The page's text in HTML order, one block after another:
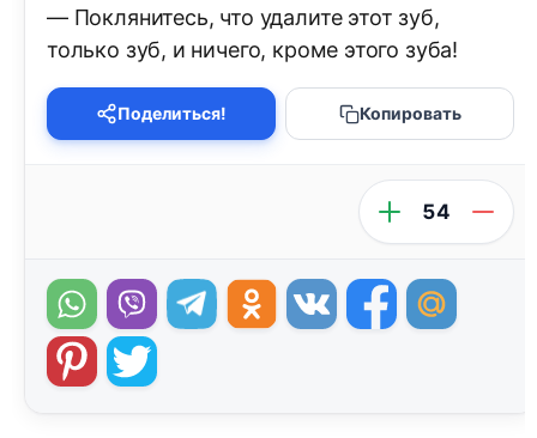
— Поклянитесь, что удалите этот зуб,
только зуб, и ничего, кроме этого зуба!
Поделиться! Копировать
54